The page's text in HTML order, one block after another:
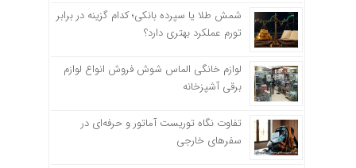
شمش طلا یا سپرده بانکی؛ کدام گزینه در برابر
تورم عملکرد بهتری دارد؟
لوازم خانگی الماس شوش فروش انواع لوازم
برقی آشپزخانه
تفاوت نگاه توریست آماتور و حرفه‌ای در
سفرهای خارجی